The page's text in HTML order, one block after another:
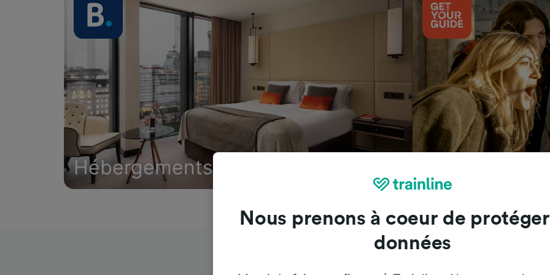
Hébergements
Trainline : l'avis de nos clients
Nous prenons à coeur de
données